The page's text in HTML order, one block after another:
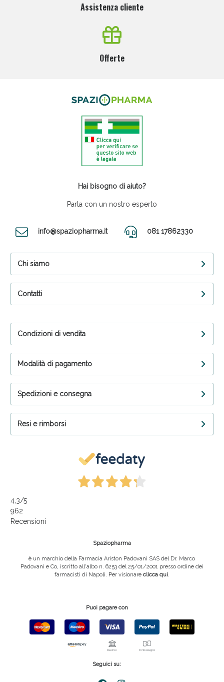
Assistenza cliente
Offerte
Hai bisogno di aiuto?
Parla con un nostro esperto
info@spaziopharma.it 081 17862330
Chi siamo
Contatti
Condizioni di vendita
Modalità di pagamento
Spedizioni e consegna
Resi e rimborsi
4,3/5
962
Recensioni
Spaziopharma
è un marchio della Farmacia Ariston Padovani SAS del Dr. Marco
Padovani e Co, iscritto all'albo n. 6253 del 25/01/2001 presso ordine dei
farmacisti di Napoli. Per visionare clicca qui.
Puoi pagare con
Seguici su: